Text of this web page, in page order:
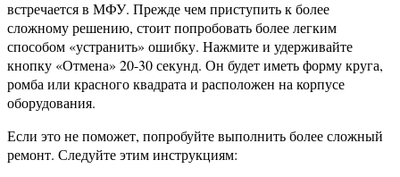
встречается в МФУ. Прежде чем приступить к более
сложному решению, стоит попробовать более легким
способом «устранить» ошибку. Нажмите и удерживайте
кнопку «Отмена» 20-30 секунд. Он будет иметь форму круга,
ромба или красного квадрата и расположен на корпусе
оборудования.
Если это не поможет, попробуйте выполнить более сложный
ремонт. Следуйте этим инструкциям: